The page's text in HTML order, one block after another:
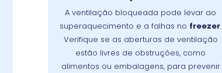
A ventilação bloqueada pode levar ao
superaquecimento e a falhas no freezer.
Verifique se as aberturas de ventilação
estão livres de obstruções, como
alimentos ou embalagens, para prevenir
estejam livres de bloqueios, como
alimentos ou embalagens
. Manter uma
boa ventilação é essencial para
assegurar a eficiência e a longevidade
do
freezer
, prevenindo custos extras